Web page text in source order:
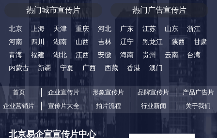
热门城市宣传片 热门广告宣传片
北京 上海 天津 重庆 河北 广东 江苏 山东
浙江
河南
四川 湖南 山西 吉林 辽宁 黑龙江 陕西
甘肃
青海
福建 湖北 江西 安徽 海南 贵州 云南
台湾
内蒙古
新疆 宁夏 广西 西藏 香港 澳门
首页 企业宣传片 形象宣传片 品牌宣传片
产品广告片
企业营销片
宣传片大全 拍片流程 行业新闻 关于我们
北京易企宣宣传片中心